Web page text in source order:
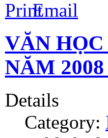
VĂN
NĂM
Details
Category: